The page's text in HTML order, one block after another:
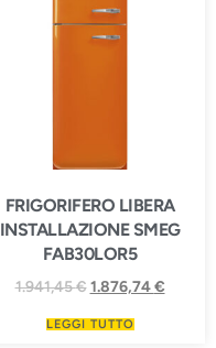
FRIGORIFERO LIBERA
INSTALLAZIONE SMEG
FAB30LOR5
1.941,45€ 1.876,74€
LEGGI TUTTO